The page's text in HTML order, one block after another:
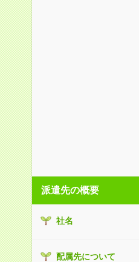
派遣先の概要
社名
配属先について